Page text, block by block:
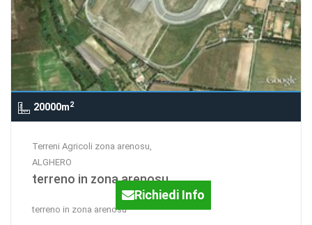
20000m2
Terreni Agricoli zona arenosu,
ALGHERO
terreno in zona arenosu
terreno in zona arenosu
Richiedi Info